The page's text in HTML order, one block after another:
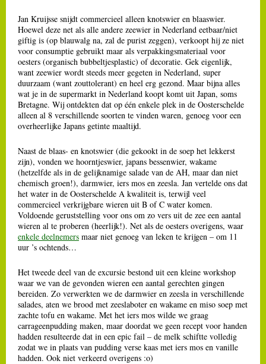
Jan Kruijsse snijdt commercieel alleen knotswier en blaaswier.
Hoewel deze net als alle andere zeewier in Nederland eetbaar/niet
giftig is (op blauwalg na, zal de purist zeggen), verkoopt hij ze niet
voor consumptie gebruikt maar als verpakkingsmateriaal voor
oesters (organisch bubbeltjesplastic) of decoratie. Gek eigenlijk,
want zeewier wordt steeds meer gegeten in Nederland, super
duurzaam (want zouttolerant) en heel erg gezond. Maar bijna alles
wat je in de supermarkt in Nederland koopt komt uit Japan, soms
Bretagne. Wij ontdekten dat op één enkele plek in de Oosterschelde
alleen al 8 verschillende soorten te vinden waren, genoeg voor een
overheerlijke Japans getinte maaltijd.
Naast de blaas- en knotswier (die gekookt in de soep het lekkerst
zijn), vonden we hoorntjeswier, japans bessenwier, wakame
(hetzelfde als in de gelijknamige salade van de AH, maar dan niet
chemisch groen!), darmwier, iers mos en zeesla. Jan vertelde ons dat
het water in de Oosterschelde A kwaliteit is, terwijl veel
commercieel verkrijgbare wieren uit B of C water komen.
Voldoende geruststelling voor ons om zo vers uit de zee een aantal
wieren al te proberen (heerlijk!). Net als de oesters overigens, waar
enkele deelnemers maar niet genoeg van leken te krijgen – om 11
uur ’s ochtends…
Het tweede deel van de excursie bestond uit een kleine workshop
waar we van de gevonden wieren een aantal gerechten gingen
bereiden. Zo verwerkten we de darmwier en zeesla in verschillende
salades, aten we brood met zeeslaboter en wakame en miso soep met
zachte tofu en wakame. Met het iers mos wilde we graag
carrageenpudding maken, maar doordat we geen recept voor handen
hadden resulteerde dat in een epic fail – de melk schiftte volledig
zodat we in plaats van pudding verse kaas met iers mos en vanille
hadden. Ook niet verkeerd overigens :o)